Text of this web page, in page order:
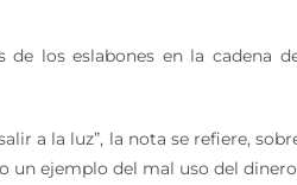
los eslabones en la cadena
a la luz”, la nota se refiere,
ejemplo del mal uso del